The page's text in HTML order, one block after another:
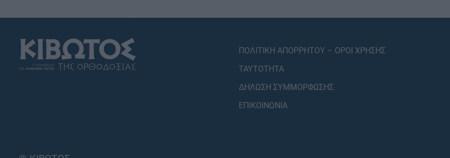
ΠΟΛΙΤΙΚΗ ΑΠΟΡΡΗΤΟΥ – ΟΡΟΙ ΧΡΗΣΗΣ
ΤΑΥΤΟΤΗΤΑ
ΔΗΛΩΣΗ ΣΥΜΜΟΡΦΩΣΗΣ
ΕΠΙΚΟΙΝΩΝΙΑ